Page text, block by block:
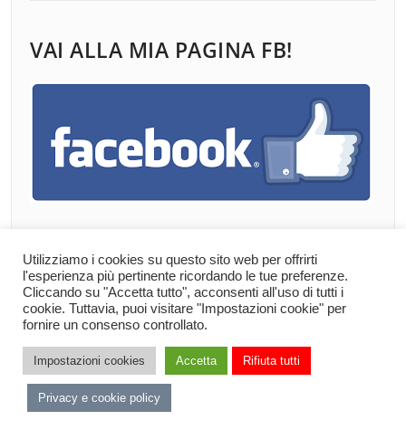
VAI ALLA MIA PAGINA FB!
GLI ULTIMI ARTICOLI
referendum abrogativo statale n. 9
Cittadine e cittadini antifascisti, Buon 25 Aprile!
Utilizziamo i cookies su questo sito web per offrirti
l'esperienza più pertinente ricordando le tue preferenze.
Cliccando su "Accetta tutto", acconsenti all'uso di tutti i
cookie. Tuttavia, puoi visitare "Impostazioni cookie" per
fornire un consenso controllato.
Impostazioni cookies Accetta Rifiuta tutti
Privacy e cookie policy